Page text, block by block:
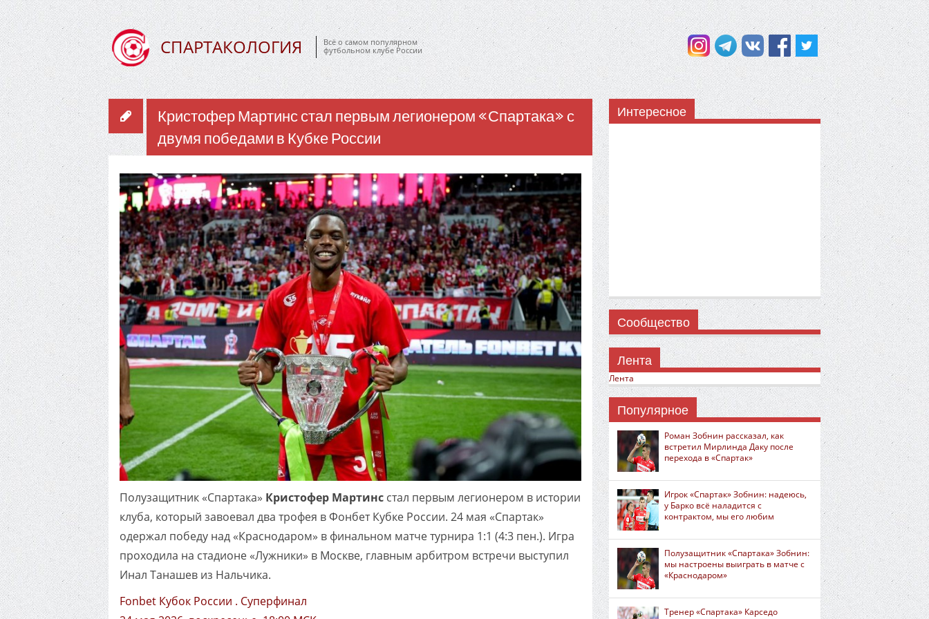
СПАРТАКОЛОГИЯ
Всё о самом популярном
футбольном клубе России
Кристофер Мартинс стал первым легионером «Спартака» с
двумя победами в Кубке России
Полузащитник «Спартака» Кристофер Мартинс стал первым легионером в истории
клуба, который завоевал два трофея в Фонбет Кубке России. 24 мая «Спартак»
одержал победу над «Краснодаром» в финальном матче турнира 1:1 (4:3 пен.). Игра
проходила на стадионе «Лужники» в Москве, главным арбитром встречи выступил
Инал Танашев из Нальчика.
Fonbet Кубок России . Суперфинал
Интересное
Сообщество
Лента
Лента
Популярное
Роман Зобнин рассказал, как
встретил Мирлинда Даку после
перехода в «Спартак»
Игрок «Спартак» Зобнин: надеюсь,
у Барко всё наладится с
контрактом, мы его любим
Полузащитник «Спартака» Зобнин:
мы настроены выиграть в матче с
«Краснодаром»
Тренер «Спартака» Карседо